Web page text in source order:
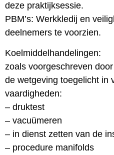
deze praktijksessie.
PBM’s: Werkkledij en
deelnemers te voorzien.
Koelmiddelhandelingen:
zoals voorgeschreven
de wetgeving toegelicht in
vaardigheden:
– druktest
– vacuümeren
– in dienst zetten van de
– procedure manifolds